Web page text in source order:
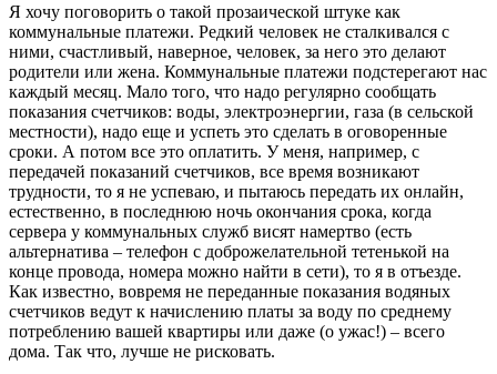
Я хочу поговорить о такой прозаической штуке как
коммунальные платежи. Редкий человек не сталкивался с
ними, счастливый, наверное, человек, за него это делают
родители или жена. Коммунальные платежи подстерегают нас
каждый месяц. Мало того, что надо регулярно сообщать
показания счетчиков: воды, электроэнергии, газа (в сельской
местности), надо еще и успеть это сделать в оговоренные
сроки. А потом все это оплатить. У меня, например, с
передачей показаний счетчиков, все время возникают
трудности, то я не успеваю, и пытаюсь передать их онлайн,
естественно, в последнюю ночь окончания срока, когда
сервера у коммунальных служб висят намертво (есть
альтернатива – телефон с доброжелательной тетенькой на
конце провода, номера можно найти в сети), то я в отъезде.
Как известно, вовремя не переданные показания водяных
счетчиков ведут к начислению платы за воду по среднему
потреблению вашей квартиры или даже (о ужас!) – всего
дома. Так что, лучше не рисковать.